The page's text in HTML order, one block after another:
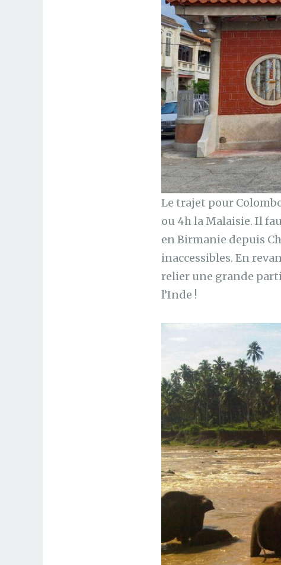
Le trajet pour
ou 4h la Malaisie. Il
en Birmanie depuis
inaccessibles. En
relier une grande
l’Inde !